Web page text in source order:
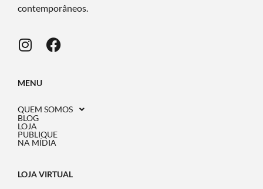
contemporâneos.
MENU
QUEM SOMOS
BLOG
LOJA
PUBLIQUE
NA MÍDIA
LOJA VIRTUAL